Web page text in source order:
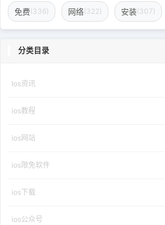
免费(336) 网络(322) 安装(307)
分类目录
Ios资讯
ios教程
ios网站
ios限免软件
ios下载
ios公众号